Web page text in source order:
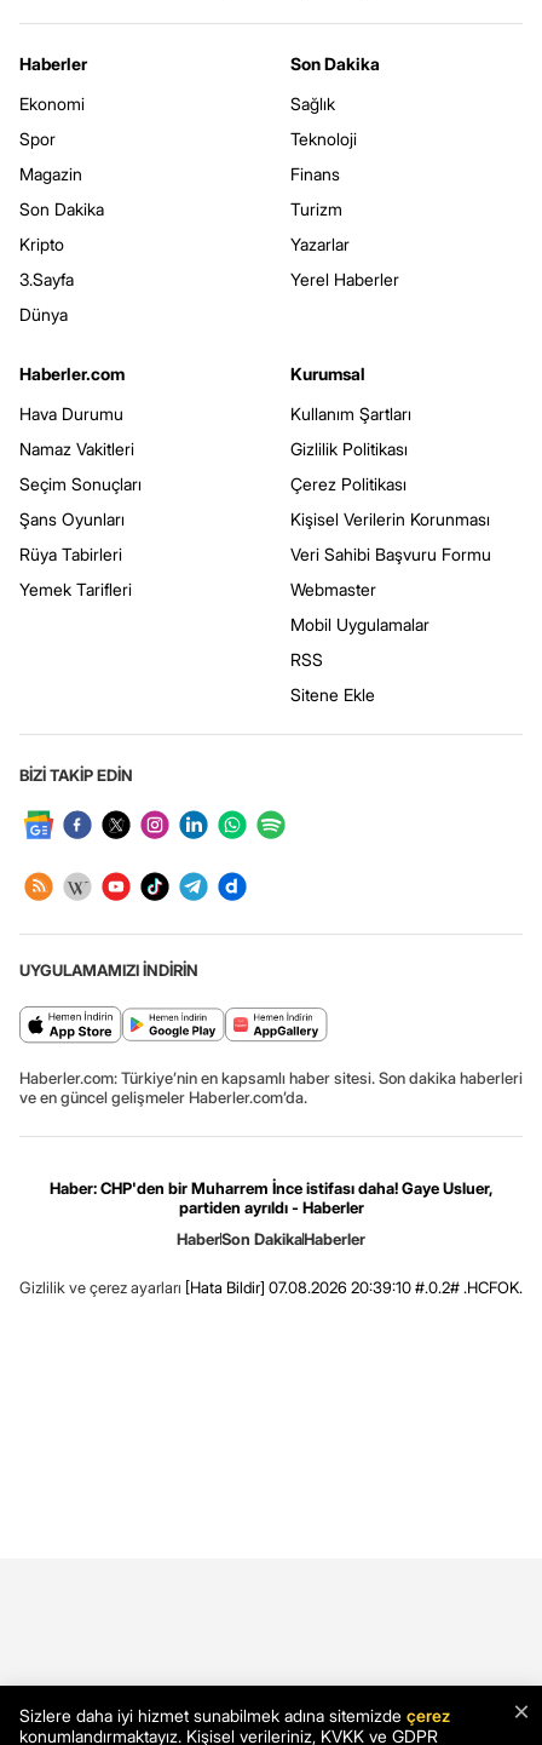
Haberler
Ekonomi
Spor
Magazin
Son Dakika
Kripto
3.Sayfa
Dünya
Son Dakika
Sağlık
Teknoloji
Finans
Turizm
Yazarlar
Yerel Haberler
Haberler.com
Hava Durumu
Namaz Vakitleri
Seçim Sonuçları
Şans Oyunları
Rüya Tabirleri
Yemek Tarifleri
Kurumsal
Kullanım Şartları
Gizlilik Politikası
Çerez Politikası
Kişisel Verilerin Korunması
Veri Sahibi Başvuru Formu
Webmaster
Mobil Uygulamalar
RSS
Sitene Ekle
BİZİ TAKİP EDİN
UYGULAMAMIZI İNDİRİN
Haberler.com: Türkiye’nin en kapsamlı haber sitesi. Son dakika haberleri
ve en güncel gelişmeler Haberler.com’da.
Haber: CHP'den bir Muharrem İnce istifası daha! Gaye Usluer,
partiden ayrıldı - Haberler
HaberSon DakikaHaberler
Gizlilik ve çerez ayarları [Hata Bildir] 07.08.2026 20:39:10 #.0.2# .HCFOK.
×
Sizlere daha iyi hizmet sunabilmek adına sitemizde çerez
konumlandırmaktayız. Kişisel verileriniz, KVKK ve GDPR